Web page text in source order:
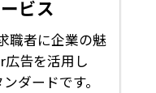
ビス
職者に企業の魅
告を活用し
ダードです。